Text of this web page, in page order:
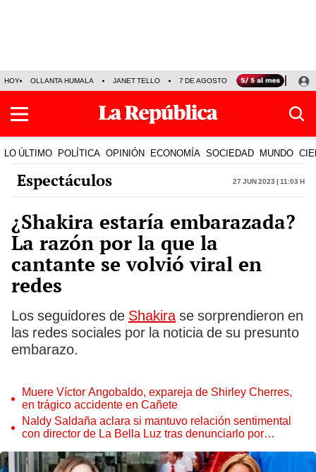
HOY OLLANTA HUMALA JANET TELLO 7 DE AGOSTO TINKA RESULTADOS
LO ÚLTIMO POLÍTICA OPINIÓN ECONOMÍA SOCIEDAD MUNDO
Espectáculos 27 Jun 2023 | 11:03 h
¿Shakira estaría embarazada?
La razón por la que la
cantante se volvió viral en
redes
Los seguidores de Shakirase sorprendieron en
las redes sociales por la noticia de su presunto
embarazo.
Muere Víctor Angobaldo, expareja de Shirley Cherres,
en trágico accidente en Cañete
Naldy Saldaña aclara si mantuvo relación sentimental
con director de La Bella Luz tras denunciarlo por